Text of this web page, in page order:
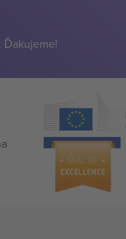
Ďakujeme!